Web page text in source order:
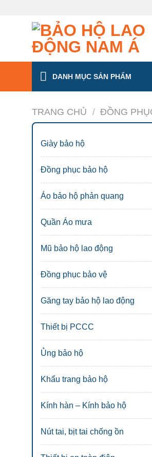
DANH MỤC SẢN PHẨM
TRANG CHỦ / ĐỒNG
Giày bảo hộ
Đồng phục bảo hộ
Áo bảo hộ phản quang
Quần Áo mưa
Mũ bảo hộ lao động
Đồng phục bảo vệ
Găng tay bảo hộ lao động
Thiết bị PCCC
Ủng bảo hộ
Khẩu trang bảo hộ
Kính hàn – Kính bảo hộ
Nút tai, bịt tai chống ồn